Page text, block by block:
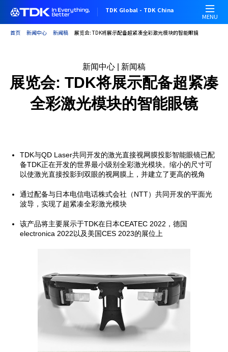
TDK Global - TDK China
MENU
首页 新闻中心 新闻稿 展览会: TDK将展示配备超紧凑全彩激光模块的智能眼镜
新闻中心 | 新闻稿
展览会: TDK将展示配备超紧凑
全彩激光模块的智能眼镜
TDK与QD Laser共同开发的激光直接视网膜投影智能眼镜已配
备TDK正在开发的世界最小级别全彩激光模块。缩小的尺寸可
以使激光直接投影到双眼的视网膜上，并建立了更高的视角
通过配备与日本电信电话株式会社（NTT）共同开发的平面光
波导，实现了超紧凑全彩激光模块
该产品将主要展示于TDK在日本CEATEC 2022，德国
electronica 2022以及美国CES 2023的展位上